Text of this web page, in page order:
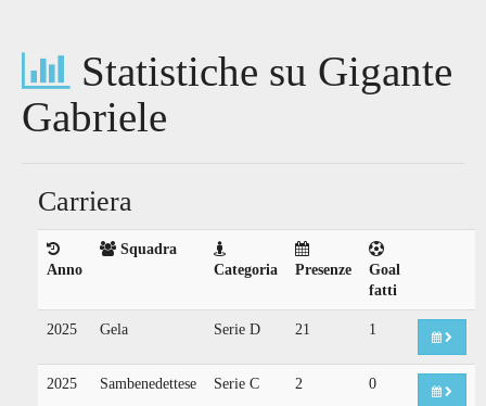
Statistiche su Gigante
Gabriele
Carriera
Anno
Squadra
Categoria
Presenze
Goal
fatti
2025 Gela Serie D 21 1
2025 Sambenedettese Serie C 2 0